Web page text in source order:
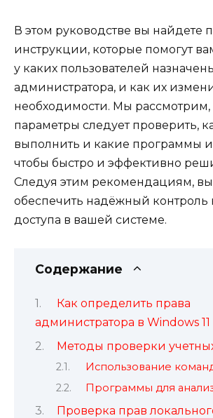
В этом руководстве вы найдете
инструкции, которые помогут
у каких пользователей
администратора, и как их
необходимости. Мы рассмотрим,
параметры следует проверить,
выполнить и какие программы
чтобы быстро и эффективно
Следуя этим рекомендациям,
обеспечить надёжный контроль
доступа в вашей системе.
Содержание
Как определить права
администратора в Windows 11
Методы проверки
Использование
Программы для
Проверка прав